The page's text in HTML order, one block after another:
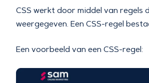
CSS werkt door middel van regels
weergegeven. Een CSS-regel
Een voorbeeld van een CSS-regel: